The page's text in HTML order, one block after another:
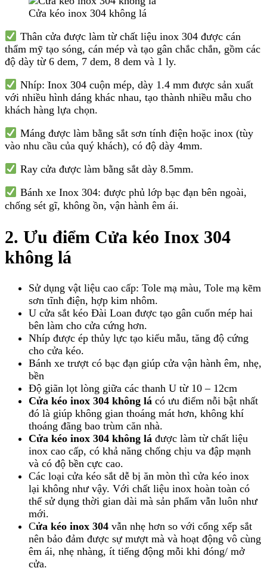
Cửa kéo inox 304 không lá
Thân cửa được làm từ chất liệu inox 304 được cán
thẩm mỹ tạo sóng, cán mép và tạo gân chắc chắn, gồm các
độ dày từ 6 dem, 7 dem, 8 dem và 1 ly.
Nhíp: Inox 304 cuộn mép, dày 1.4 mm được sản xuất
với nhiều hình dáng khác nhau, tạo thành nhiều mẫu cho
khách hàng lựa chọn.
Máng được làm bằng sắt sơn tính điện hoặc inox (tùy
vào nhu cầu của quý khách), có độ dày 4mm.
Ray cửa được làm bằng sắt dày 8.5mm.
Bánh xe Inox 304: được phủ lớp bạc đạn bên ngoài,
chống sét gĩ, không ồn, vận hành êm ái.
2. Ưu điểm Cửa kéo Inox 304
không lá
Sử dụng vật liệu cao cấp: Tole mạ màu, Tole mạ kẽm
sơn tĩnh điện, hợp kim nhôm.
U cửa sắt kéo Đài Loan được tạo gân cuốn mép hai
bên làm cho cửa cứng hơn.
Nhíp được ép thủy lực tạo kiểu mẫu, tăng độ cứng
cho cửa kéo.
Bánh xe trượt có bạc đạn giúp cửa vận hành êm, nhẹ,
bền
Độ giãn lọt lòng giữa các thanh U từ 10 – 12cm
Cửa kéo inox 304 không lá có ưu điểm nỗi bật nhất
đó là giúp không gian thoáng mát hơn, không khí
thoáng đãng bao trùm căn nhà.
Cửa kéo inox 304 không lá được làm từ chất liệu
inox cao cấp, có khả năng chống chịu va đập mạnh
và có độ bền cực cao.
Các loại cửa kéo sắt dễ bị ăn mòn thì cửa kéo inox
lại không như vậy. Với chất liệu inox hoàn toàn có
thể sử dụng thời gian dài mà sản phẩm vẫn luôn như
mới.
Cửa kéo inox 304 vẫn nhẹ hơn so với cổng xếp sắt
nên bảo đảm được sự mượt mà và hoạt động vô cùng
êm ái, nhẹ nhàng, ít tiếng động mỗi khi đóng/ mở
cửa.